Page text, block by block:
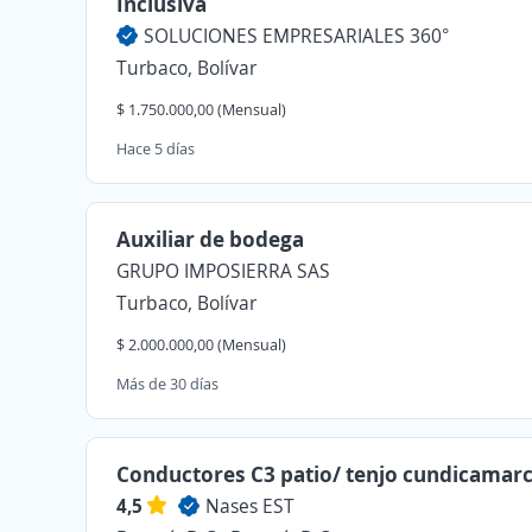
SOLUCIONES EMPRESARIALES 360°
Turbaco, Bolívar
$ 1.750.000,00 (Mensual)
Hace 5 días
Auxiliar de bodega
GRUPO IMPOSIERRA SAS
Turbaco, Bolívar
$ 2.000.000,00 (Mensual)
Más de 30 días
Conductores C3 patio/ tenjo
4,5
Nases EST